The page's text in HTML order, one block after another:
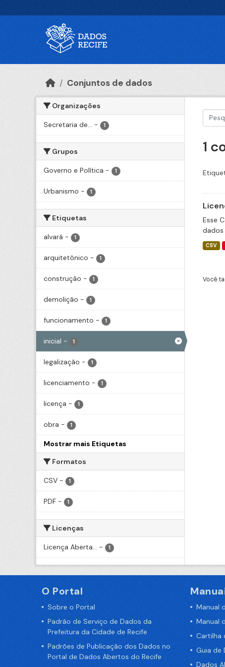
Conjuntos de dados
Organizações
Secretaria de... - 1
Grupos
Governo e Política - 1
Urbanismo - 1
Etiquetas
alvará - 1
arquitetônico - 1
construção - 1
demolição - 1
funcionamento - 1
inicial - 1
legalização - 1
licenciamento - 1
licença - 1
obra - 1
Mostrar mais Etiquetas
Formatos
CSV - 1
PDF - 1
Licenças
Licença Aberta... - 1
1
Esse
dados
CSV
Você
O Portal
Sobre o Portal
Padrão de Serviço de Dados da
Prefeitura da Cidade de Recife
Padrões de Publicação dos Dados no
Portal de Dados Abertos do Recife
Manual
Manual
Cartilha
Guia de
Dados